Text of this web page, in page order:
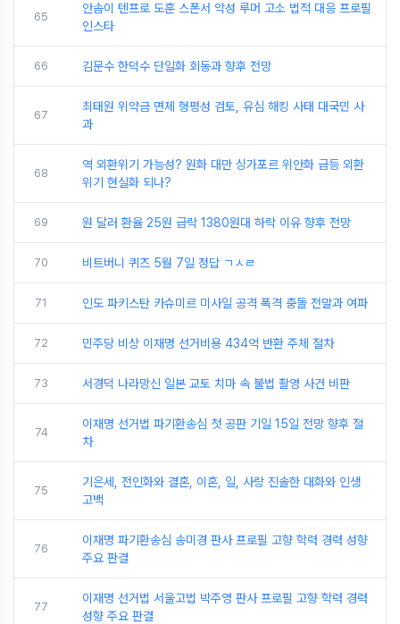
65
안솜이 텐프로 도훈 스폰서 악성 루머 고소 법적 대응 프로필
인스타
66 김문수 한덕수 단일화 회동과 향후 전망
67
최태원 위약금 면제 형평성 검토, 유심 해킹 사태 대국민 사
과
68
역 외환위기 가능성? 원화 대만 싱가포르 위안화 급등 외환
위기 현실화 되나?
69 원 달러 환율 25원 급락 1380원대 하락 이유 향후 전망
70 비트버니 퀴즈 5월 7일 정답 ㄱㅅㄹ
71 인도 파키스탄 카슈미르 미사일 공격 폭격 충돌 전말과 여파
72 민주당 비상 이재명 선거비용 434억 반환 주체 절차
73 서경덕 나라망신 일본 교토 치마 속 불법 촬영 사건 비판
74
이재명 선거법 파기환송심 첫 공판 기일 15일 전망 향후 절
차
75
기은세, 전인화와 결혼, 이혼, 일, 사랑 진솔한 대화와 인생
고백
76
이재명 파기환송심 송미경 판사 프로필 고향 학력 경력 성향
주요 판결
77
이재명 선거법 서울고법 박주영 판사 프로필 고향 학력 경력
성향 주요 판결